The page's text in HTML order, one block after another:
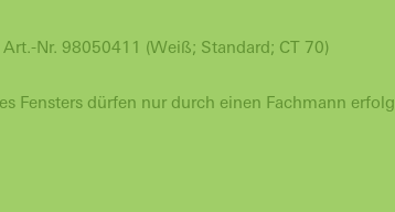
Nr. 98050411 (Weiß; Standard; CT 70)
Fensters dürfen nur durch einen Fachmann